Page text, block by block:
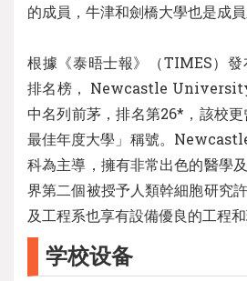
的成員，牛津和劍橋大學也是成員
根據《泰晤士報》（TIMES）發
排名榜， Newcastle
中名列前茅，排名第26*，該校
最佳年度大學」稱號。
科為主導，擁有非常出色的醫學
界第二個被授予人類幹細胞研究
及工程系也享有設備優良的工程和
学校设备